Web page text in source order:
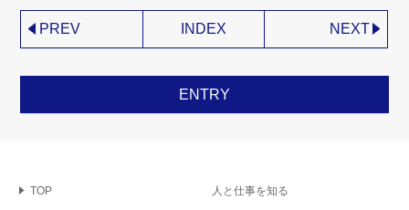
PREV INDEX NEXT
ENTRY
TOP 人と仕事を知る